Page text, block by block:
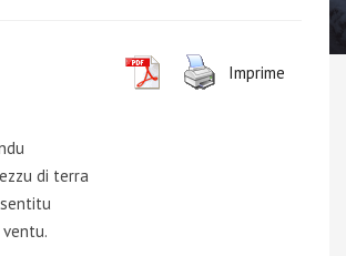
Imprime
di terra
ventu.